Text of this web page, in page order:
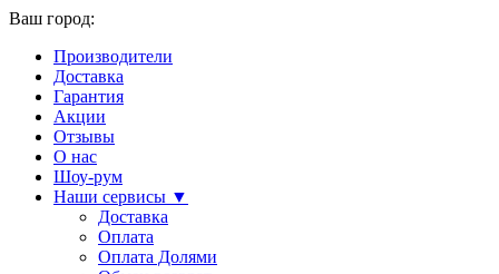
Ваш город:
Производители
Доставка
Гарантия
Акции
Отзывы
О нас
Шоу-рум
Наши сервисы ▼
Доставка
Оплата
Оплата Долями